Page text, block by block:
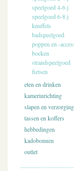
speelgoed 4-6 j
speelgoed 6-8 j
knuffels
badspeelgoed
poppen en -
boeken
strandspeelgoed
fietsen
eten en drinken
kamerinrichting
slapen en verzorging
tassen en koffers
hebbedingen
kadobonnen
outlet